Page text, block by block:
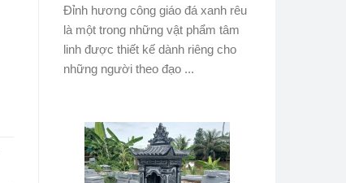
Đỉnh hương công giáo đá xanh rêu
là một trong những vật phẩm tâm
linh được thiết kế dành riêng cho
những người theo đạo ...